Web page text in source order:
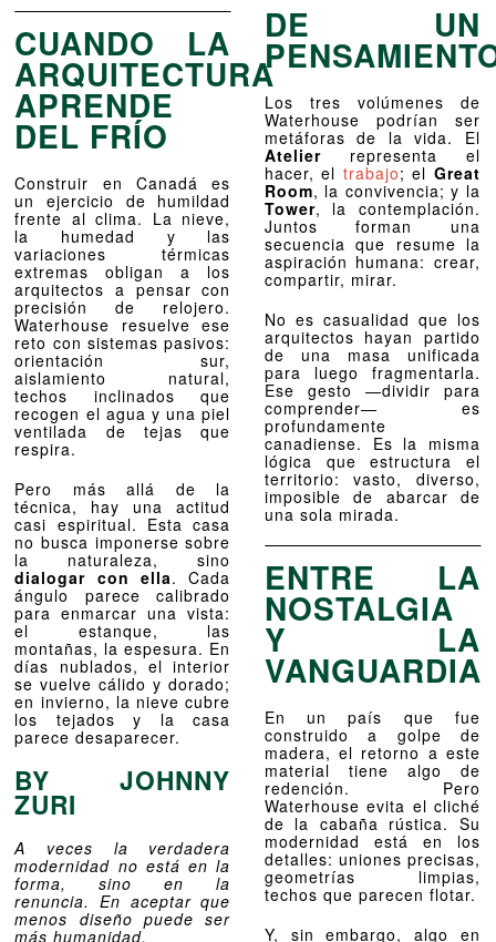
CUANDO LA
ARQUITECTURA
APRENDE
DEL FRÍO
Construir en Canadá es
un ejercicio de humildad
frente al clima. La nieve,
la humedad y las
variaciones térmicas
extremas obligan a los
arquitectos a pensar con
precisión de relojero.
Waterhouse resuelve ese
reto con sistemas pasivos:
orientación sur,
aislamiento natural,
techos inclinados que
recogen el agua y una piel
ventilada de tejas que
respira.
Pero más allá de la
técnica, hay una actitud
casi espiritual. Esta casa
no busca imponerse sobre
la naturaleza, sino
dialogar con ella. Cada
ángulo parece calibrado
para enmarcar una vista:
el estanque, las
montañas, la espesura. En
días nublados, el interior
se vuelve cálido y dorado;
en invierno, la nieve cubre
los tejados y la casa
parece desaparecer.
BY JOHNNY
ZURI
A veces la verdadera
modernidad no está en la
forma, sino en la
renuncia. En aceptar que
menos diseño puede ser
más humanidad.
DE UN
Los tres volúmenes de
Waterhouse podrían ser
metáforas de la vida. El
Atelierrepresenta el
hacer, el trabajo; el Great
Room, la convivencia; y la
Tower, la contemplación.
Juntos forman una
secuencia que resume la
aspiración humana: crear,
compartir, mirar.
No es casualidad que los
arquitectos hayan partido
de una masa unificada
para luego fragmentarla.
Ese gesto —dividir para
comprender— es
profundamente
canadiense. Es la misma
lógica que estructura el
territorio: vasto, diverso,
imposible de abarcar de
una sola mirada.
ENTRE LA
NOSTALGIA
Y LA
VANGUARDIA
En un país que fue
construido a golpe de
madera, el retorno a este
material tiene algo de
redención. Pero
Waterhouse evita el cliché
de la cabaña rústica. Su
modernidad está en los
detalles: uniones precisas,
geometrías limpias,
techos que parecen flotar.
Y, sin embargo, algo en